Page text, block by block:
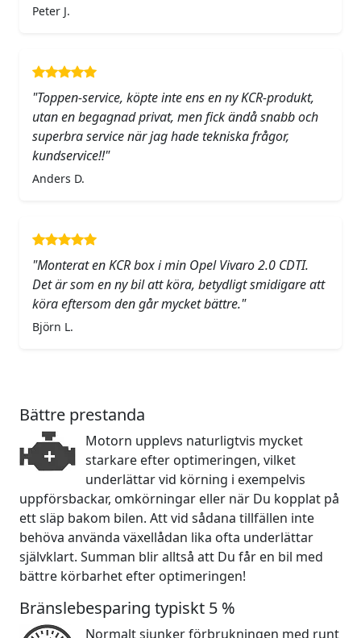
Peter J.
"Toppen-service, köpte inte ens en ny KCR-produkt,
utan en begagnad privat, men fick ändå snabb och
superbra service när jag hade tekniska frågor,
kundservice!!"
Anders D.
"Monterat en KCR box i min Opel Vivaro 2.0 CDTI.
Det är som en ny bil att köra, betydligt smidigare att
köra eftersom den går mycket bättre."
Björn L.
Bättre prestanda
Motorn upplevs naturligtvis mycket
starkare efter optimeringen, vilket
underlättar vid körning i exempelvis
uppförsbackar, omkörningar eller när Du kopplat på
ett släp bakom bilen. Att vid sådana tillfällen inte
behöva använda växellådan lika ofta underlättar
självklart. Summan blir alltså att Du får en bil med
bättre körbarhet efter optimeringen!
Bränslebesparing typiskt 5 %
Normalt sjunker förbrukningen med runt